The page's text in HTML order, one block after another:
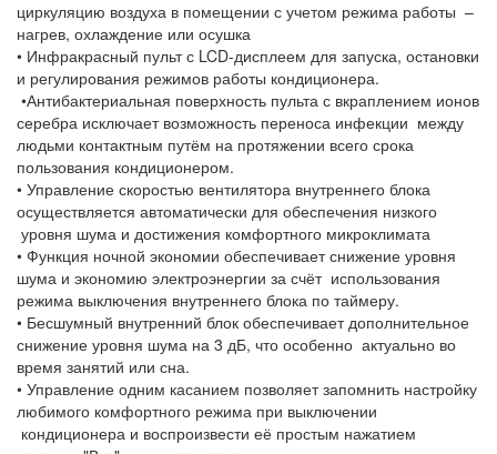
циркуляцию воздуха в помещении с учетом режима работы –
нагрев, охлаждение или осушка
• Инфракрасный пульт с LCD-дисплеем для запуска, остановки
и регулирования режимов работы кондиционера.
•Антибактериальная поверхность пульта с вкраплением ионов
серебра исключает возможность переноса инфекции между
людьми контактным путём на протяжении всего срока
пользования кондиционером.
• Управление скоростью вентилятора внутреннего блока
осуществляется автоматически для обеспечения низкого
уровня шума и достижения комфортного микроклимата
• Функция ночной экономии обеспечивает снижение уровня
шума и экономию электроэнергии за счёт использования
режима выключения внутреннего блока по таймеру.
• Бесшумный внутренний блок обеспечивает дополнительное
снижение уровня шума на 3 дБ, что особенно актуально во
время занятий или сна.
• Управление одним касанием позволяет запомнить настройку
любимого комфортного режима при выключении
кондиционера и воспроизвести её простым нажатием